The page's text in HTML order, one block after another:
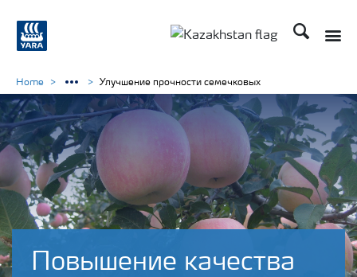
Поиск
Повышение качества
Home Улучшение прочности семечковых